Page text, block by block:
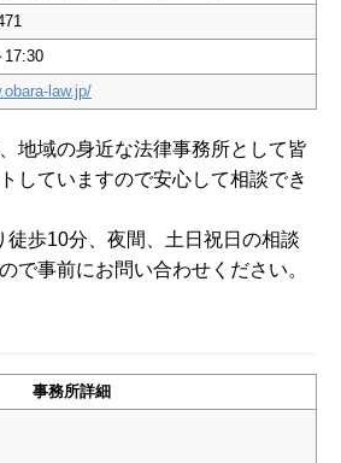
17:30
law.jp/
地域の身近な法律事務所として皆
していますので安心して相談でき
徒歩10分、夜間、土日祝日の相談
で事前にお問い合わせください。
事務所詳細